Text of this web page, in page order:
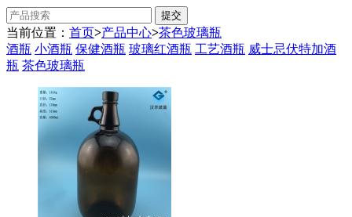
当前位置： 首页>产品中心>茶色玻璃瓶
酒瓶 小酒瓶 保健酒瓶 玻璃红酒瓶 工艺酒瓶 威士忌伏特加酒
瓶 茶色玻璃瓶